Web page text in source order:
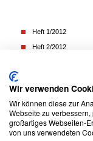
Heft 1/2012
Heft 2/2012
Heft 5/2012
Heft 6/2012
Wir verwenden
Wir können diese zur
Webseite zu
großartiges Webseiten-
von uns verwendeten